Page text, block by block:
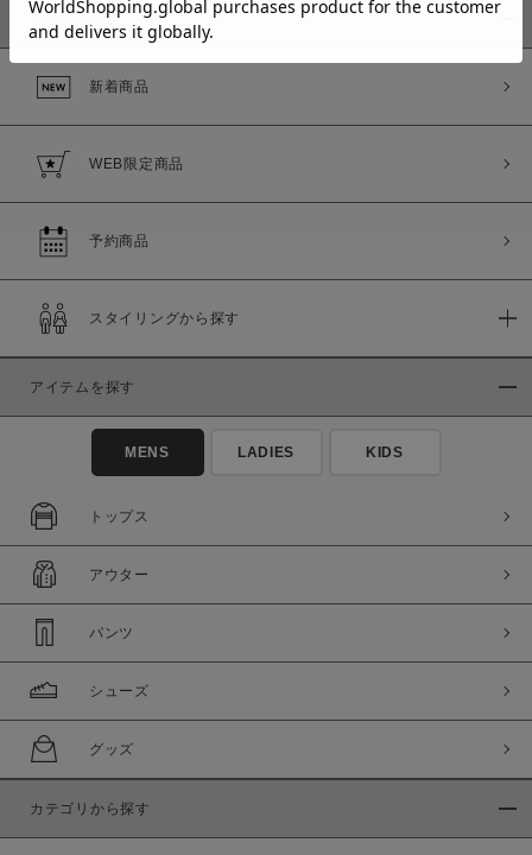
価格
セール価格 WEB限定
在庫あり
この条件で絞り込む
ピックアップ
新着商品
WEB限定商品
予約商品
スタイリングから探す
アイテムを探す
MENS LADIES KIDS
トップス
アウター
パンツ
シューズ
グッズ
カテゴリから探す